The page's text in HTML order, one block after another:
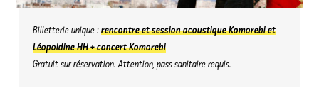
Billetterie unique :rencontre et session acoustique Komorebi et
Léopoldine HH + concert Komorebi
Gratuit sur réservation. Attention, pass sanitaire requis.